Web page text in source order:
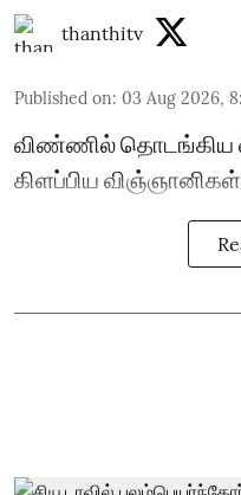
thanthitv
Published on: 03 Aug 2026,
விண்ணில் தொடங்கிய
கிளப்பிய விஞ்ஞானிகள்..